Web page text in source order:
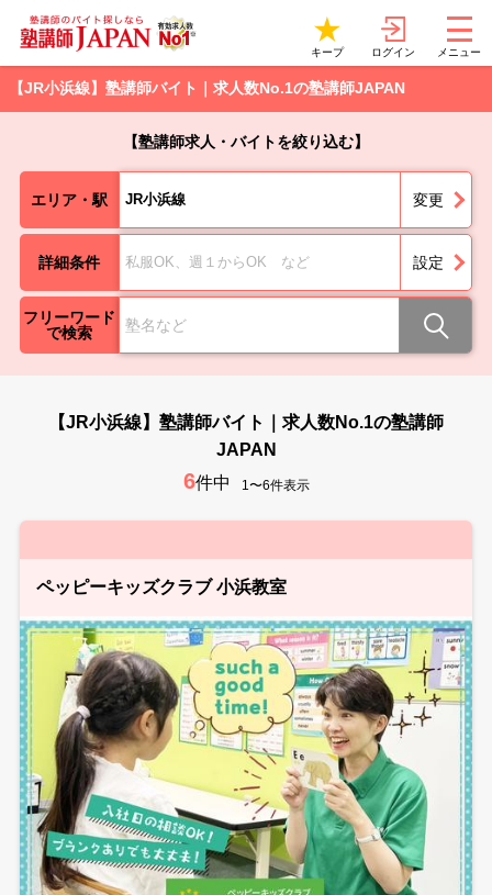
キープ ログイン メニュー
【JR小浜線】塾講師バイト｜求人数No.1の塾講師JAPAN
【塾講師求人・バイトを絞り込む】
エリア・駅 JR小浜線 変更
詳細条件 私服OK、週１からOK など 設定
フリーワード
で検索
【JR小浜線】塾講師バイト｜求人数No.1の塾講師
JAPAN
6件中 1〜6件表示
ペッピーキッズクラブ 小浜教室